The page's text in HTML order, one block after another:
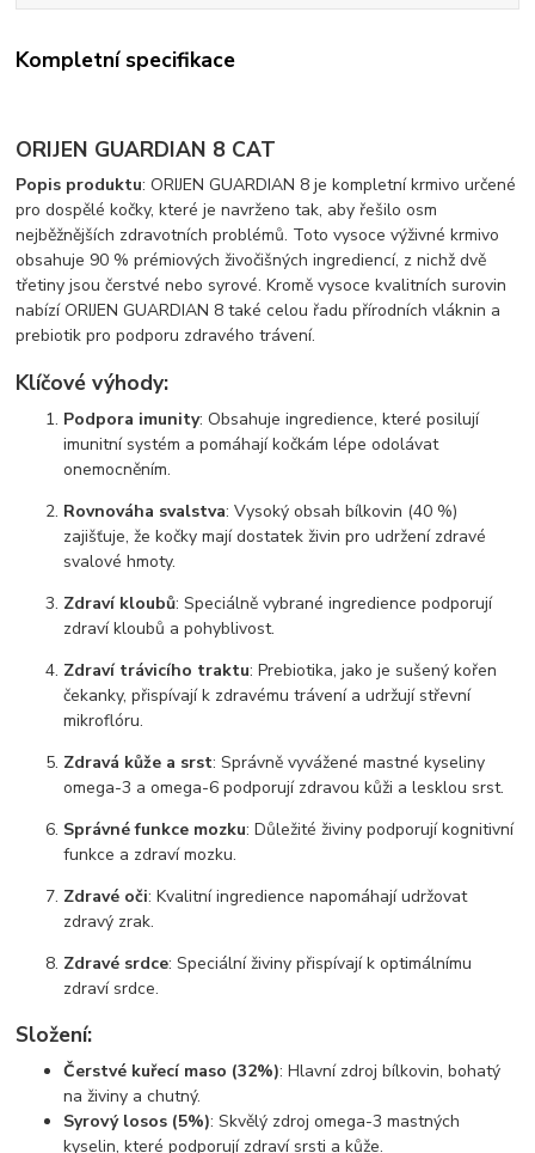
Kompletní specifikace
ORIJEN GUARDIAN 8 CAT
Popis produktu: ORIJEN GUARDIAN 8 je kompletní krmivo určené
pro dospělé kočky, které je navrženo tak, aby řešilo osm
nejběžnějších zdravotních problémů. Toto vysoce výživné krmivo
obsahuje 90 % prémiových živočišných ingrediencí, z nichž dvě
třetiny jsou čerstvé nebo syrové. Kromě vysoce kvalitních surovin
nabízí ORIJEN GUARDIAN 8 také celou řadu přírodních vláknin a
prebiotik pro podporu zdravého trávení.
Klíčové výhody:
Podpora imunity: Obsahuje ingredience, které posilují
imunitní systém a pomáhají kočkám lépe odolávat
onemocněním.
Rovnováha svalstva: Vysoký obsah bílkovin (40 %)
zajišťuje, že kočky mají dostatek živin pro udržení zdravé
svalové hmoty.
Zdraví kloubů: Speciálně vybrané ingredience podporují
zdraví kloubů a pohyblivost.
Zdraví trávicího traktu: Prebiotika, jako je sušený kořen
čekanky, přispívají k zdravému trávení a udržují střevní
mikroflóru.
Zdravá kůže a srst: Správně vyvážené mastné kyseliny
omega-3 a omega-6 podporují zdravou kůži a lesklou srst.
Správné funkce mozku: Důležité živiny podporují kognitivní
funkce a zdraví mozku.
Zdravé oči: Kvalitní ingredience napomáhají udržovat
zdravý zrak.
Zdravé srdce: Speciální živiny přispívají k optimálnímu
zdraví srdce.
Složení:
Čerstvé kuřecí maso (32%): Hlavní zdroj bílkovin, bohatý
na živiny a chutný.
Syrový losos (5%): Skvělý zdroj omega-3 mastných
kyselin, které podporují zdraví srsti a kůže.